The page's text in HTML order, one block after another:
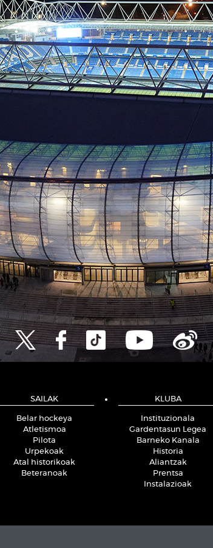
SAILAK
Belar hockeya
Atletismoa
Pilota
Urpekoak
Atal historikoak
Beteranoak
KLUBA
Instituzionala
Gardentasun Legea
Barneko Kanala
Historia
Aliantzak
Prentsa
Instalazioak